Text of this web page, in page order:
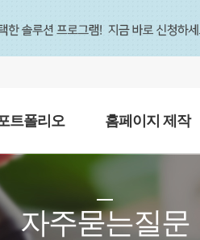
트폴리오 홈페이지 제작
자주묻는질문